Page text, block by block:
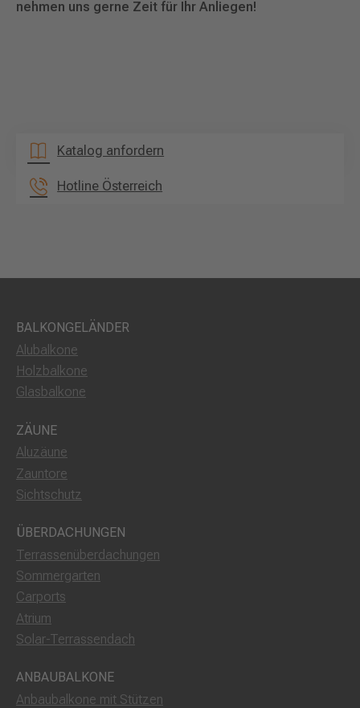
nehmen uns gerne Zeit für Ihr Anliegen!
Katalog anfordern
Hotline Österreich
BALKONGELÄNDER
Alubalkone
Holzbalkone
Glasbalkone
ZÄUNE
Aluzäune
Zauntore
Sichtschutz
ÜBERDACHUNGEN
Terrassenüberdachungen
Sommergarten
Carports
Atrium
Solar-Terrassendach
ANBAUBALKONE
Anbaubalkone mit Stützen